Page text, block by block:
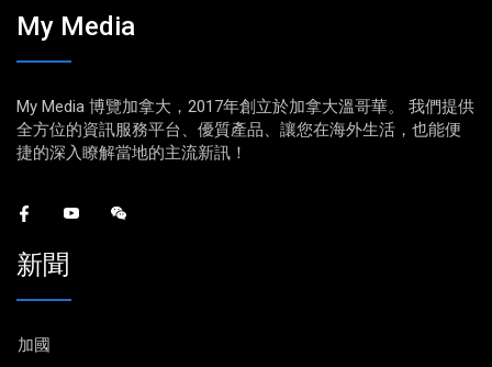
My Media
My Media 博覽加拿大，2017年創立於加拿大溫哥華。 我們提供
全方位的資訊服務平台、優質產品、讓您在海外生活，也能便
捷的深入瞭解當地的主流新訊！
新聞
加國